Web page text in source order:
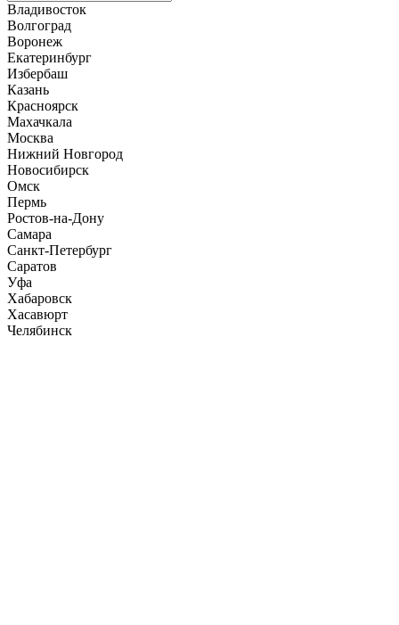
Владивосток
Волгоград
Воронеж
Екатеринбург
Избербаш
Казань
Красноярск
Махачкала
Москва
Нижний Новгород
Новосибирск
Омск
Пермь
Ростов-на-Дону
Самара
Санкт-Петербург
Саратов
Уфа
Хабаровск
Хасавюрт
Челябинск